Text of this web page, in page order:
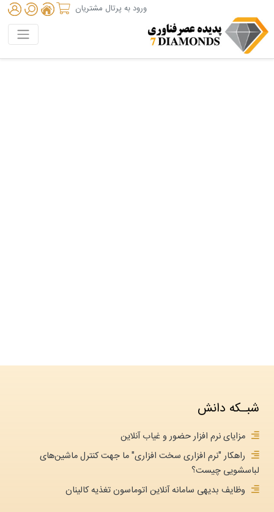
ورود به پرتال مشتریان
شبـکه دانش
مزایای نرم افزار حضور و غیاب آنلاین
راهکار "نرم افزاری سخت افزاری" ما جهت کنترل ماشین‌های
لباسشویی چیست؟
وظایف بدیهی سامانه آنلاین اتوماسون تغذیه کالینان